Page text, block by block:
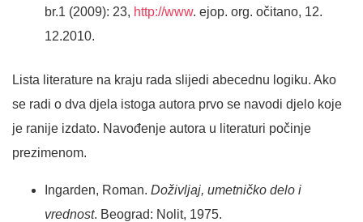
br.1 (2009): 23, http://www. ejop. org. očitano, 12.
12.2010.
Lista literature na kraju rada slijedi abecednu logiku. Ako
se radi o dva djela istoga autora prvo se navodi djelo koje
je ranije izdato. Navođenje autora u literaturi počinje
prezimenom.
Ingarden, Roman. Doživljaj, umetničko delo i
vrednost. Beograd: Nolit, 1975.